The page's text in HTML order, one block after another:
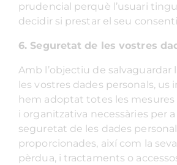
prudencial perquè l’usuari
decidir si prestar el seu
6. Seguretat de les vostres
Amb l’objectiu de salvaguardar
les vostres dades personals, us
hem adoptat totes les mesures
i organitzativa necessàries per
seguretat de les dades
proporcionades, així com la
pèrdua, i tractaments o